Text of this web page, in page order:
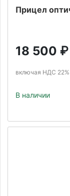
Прицел
18 500 ₽
включая НДС 22%
В наличии